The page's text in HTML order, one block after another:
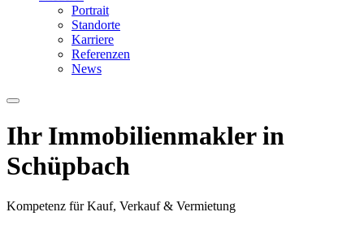
Portrait
Standorte
Karriere
Referenzen
News
Ihr Immobilien­­­makler in
Schüpbach
Kompetenz für Kauf, Verkauf & Vermietung